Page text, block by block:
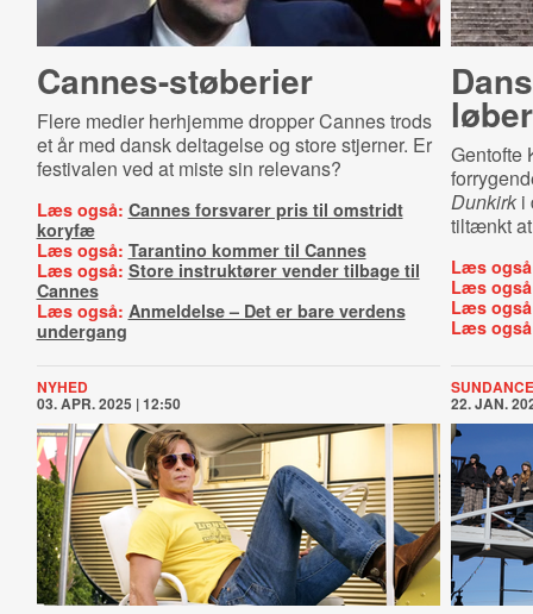
Can­nes-​stø­be­ri­er
Flere medier herhjemme dropper Cannes trods
et år med dansk deltagelse og store stjerner. Er
festivalen ved at miste sin relevans?
Læs også: Cannes forsvarer pris til omstridt
koryfæ
Læs også: Tarantino kommer til Cannes
Læs også: Store instruktører vender tilbage til
Cannes
Læs også: Anmeldelse – Det er bare verdens
undergang
Gentofte
Dunkirki
tiltænkt
Læs
Læs
Læs
Læs
NYHED
03. APR. 2025 | 12:50 22. JAN.